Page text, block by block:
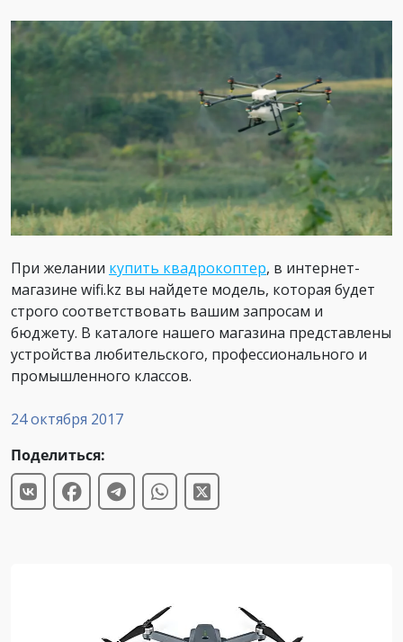
24 октября 2017
Поделиться:
При желании купить квадрокоптер, в интернет-
магазине wifi.kz вы найдете модель, которая будет
строго соответствовать вашим запросам и
бюджету. В каталоге нашего магазина представлены
устройства любительского, профессионального и
промышленного классов.